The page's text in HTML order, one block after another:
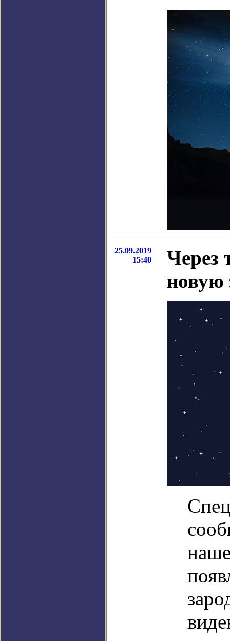
25.09.2019
15:40
Через
новую